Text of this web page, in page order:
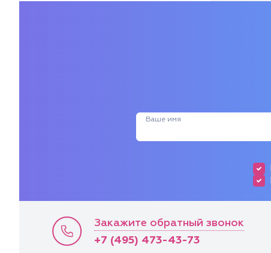
Ваше имя
Закажите обратный звонок
+7 (495) 473-43-73